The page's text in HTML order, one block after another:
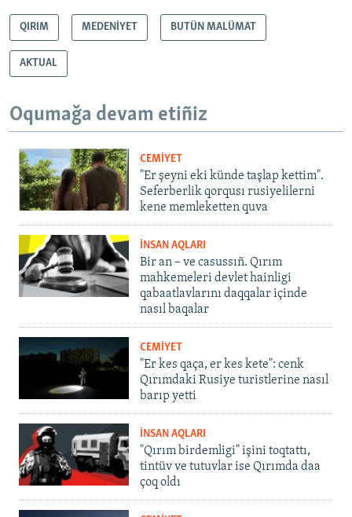
QIRIM MEDENİYET BUTÜN MALÜMAT
AKTUAL
Oqumağa devam etiñiz
CEMİYET
"Er şeyni eki künde taşlap kettim".
Seferberlik qorqusı rusiyelilerni
kene memleketten quva
İNSAN AQLARI
Bir an – ve casussıñ. Qırım
mahkemeleri devlet hainligi
qabaatlavlarını daqqalar içinde
nasıl baqalar
CEMİYET
"Er kes qaça, er kes kete": cenk
Qırımdaki Rusiye turistlerine nasıl
barıp yetti
İNSAN AQLARI
"Qırım birdemligi" işini toqtattı,
tintüv ve tutuvlar ise Qırımda daa
çoq oldı